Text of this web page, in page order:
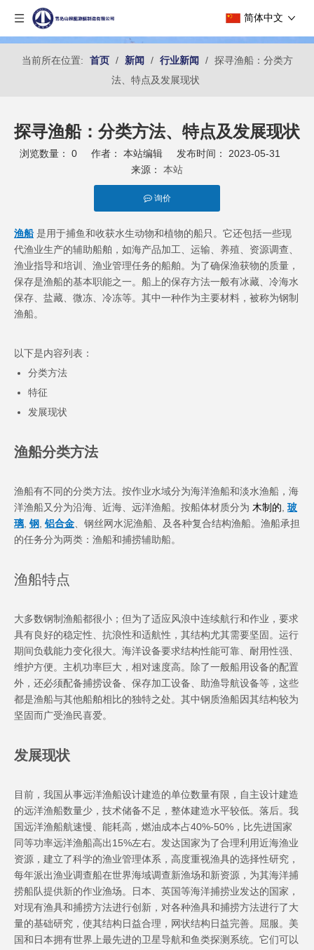
简体中文
当前所在位置: 首页 / 新闻 / 行业新闻 / 探寻渔船：分类方
法、特点及发展现状
探寻渔船：分类方法、特点及发展现状
浏览数量： 0 作者： 本站编辑 发布时间： 2023-05-31
来源： 本站
询价
["facebook","twitter","line","wechat","linkedin","pinterest","whatsapp"]
渔船是用于捕鱼和收获水生动物和植物的船只。它还包括一些现
代渔业生产的辅助船舶，如海产品加工、运输、养殖、资源调查、
渔业指导和培训、渔业管理任务的船舶。为了确保渔获物的质量，
保存是渔船的基本职能之一。船上的保存方法一般有冰藏、冷海水
保存、盐藏、微冻、冷冻等。其中一种作为主要材料，被称为钢制
渔船。
以下是内容列表：
分类方法
特征
发展现状
渔船分类方法
渔船有不同的分类方法。按作业水域分为海洋渔船和淡水渔船，海
洋渔船又分为沿海、近海、远洋渔船。按船体材质分为 木制的 玻
璃 钢 铝合金 、钢丝网水泥渔船、及各种复合结构渔船。渔船承担
的任务分为两类：渔船和捕捞辅助船。
渔船特点
大多数钢制渔船都很小；但为了适应风浪中连续航行和作业，要求
具有良好的稳定性、抗浪性和适航性，其结构尤其需要坚固。运行
期间负载能力变化很大。海洋设备要求结构性能可靠、耐用性强、
维护方便。主机功率巨大，相对速度高。除了一般船用设备的配置
外，还必须配备捕捞设备、保存加工设备、助渔导航设备等，这些
都是渔船与其他船舶相比的独特之处。其中钢质渔船因其结构较为
坚固而广受渔民喜爱。
发展现状
目前，我国从事远洋渔船设计建造的单位数量有限，自主设计建造
的远洋渔船数量少，技术储备不足，整体建造水平较低。落后。我
国远洋渔船航速慢、能耗高，燃油成本占40%-50%，比先进国家
同等功率远洋渔船高出15%左右。发达国家为了合理利用近海渔业
资源，建立了科学的渔业管理体系，高度重视渔具的选择性研究，
每年派出渔业调查船在世界海域调查新渔场和新资源，为其海洋捕
捞船队提供新的作业渔场。日本、英国等海洋捕捞业发达的国家，
对现有渔具和捕捞方法进行创新，对各种渔具和捕捞方法进行了大
量的基础研究，使其结构日益合理，网状结构日益完善。屈服。美
国和日本拥有世界上最先进的卫星导航和鱼类探测系统。它们可以